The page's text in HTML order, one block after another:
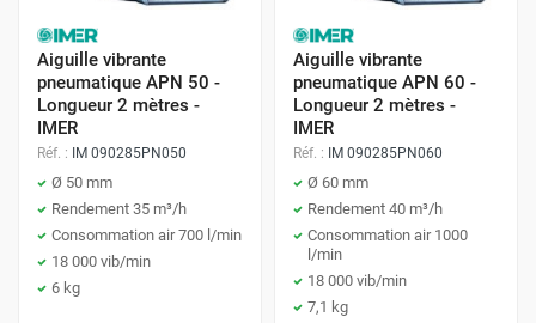
Aiguille vibrante
pneumatique APN 50 -
Longueur 2 mètres -
IMER
Réf. : IM 090285PN050
Ø 50 mm
Rendement 35 m³/h
Consommation air 700 l/min
18 000 vib/min
6 kg
Aiguille vibrante
pneumatique APN 60 -
Longueur 2 mètres -
IMER
Réf. : IM 090285PN060
Ø 60 mm
Rendement 40 m³/h
Consommation air 1000
l/min
18 000 vib/min
7,1 kg